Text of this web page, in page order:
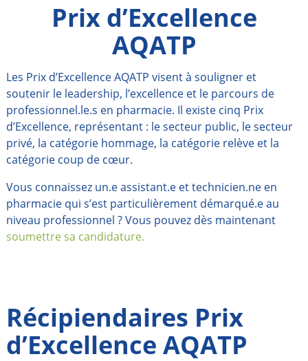
Prix d’Excellence
AQATP
Les Prix d’Excellence AQATP visent à souligner et
soutenir le leadership, l’excellence et le parcours de
professionnel.le.s en pharmacie. Il existe cinq Prix
d’Excellence, représentant : le secteur public, le secteur
privé, la catégorie hommage, la catégorie relève et la
catégorie coup de cœur.
Vous connaissez un.e assistant.e et technicien.ne en
pharmacie qui s’est particulièrement démarqué.e au
niveau professionnel ? Vous pouvez dès maintenant
soumettre sa candidature.
Récipiendaires Prix
d’Excellence AQATP